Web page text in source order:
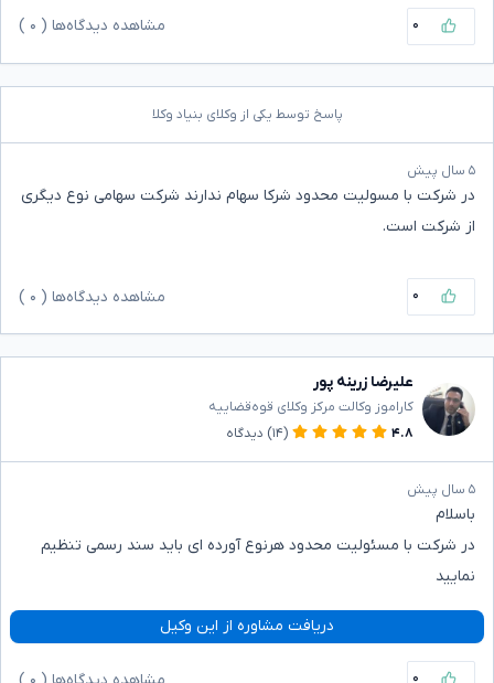
۰ مشاهده دیدگاه‌ها ( ۰
پاسخ توسط یکی از وکلای بنیاد وکلا
۵ سال پیش
در شرکت با مسولیت محدود شرکا سهام ندارند شرکت سهامی نوع دیگری
از شرکت است.
۰ مشاهده دیدگاه‌ها ( ۰
علیرضا زرینه پور
کاراموز وکالت مرکز وکلای قوه‌قضاییه
۴.۸
(۱۴) دیدگاه
۵ سال پیش
باسلام
در شرکت با مسئولیت محدود هرنوع آورده ای باید سند رسمی تنظیم
نمایید
دریافت مشاوره از این وکیل
۰